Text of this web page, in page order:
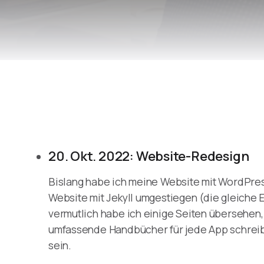
20. Okt. 2022: Website-Redesign
Bislang habe ich meine Website mit
Website mit Jekyll umgestiegen (die gleiche
vermutlich habe ich einige Seiten
umfassende Handbücher für jede App
sein.